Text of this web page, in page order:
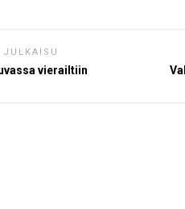
JULKAISU
vierailtiin